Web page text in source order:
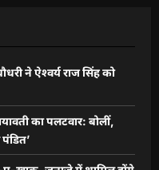
ने ऐश्वर्य राज सिंह को
का पलटवार: बोलीं,